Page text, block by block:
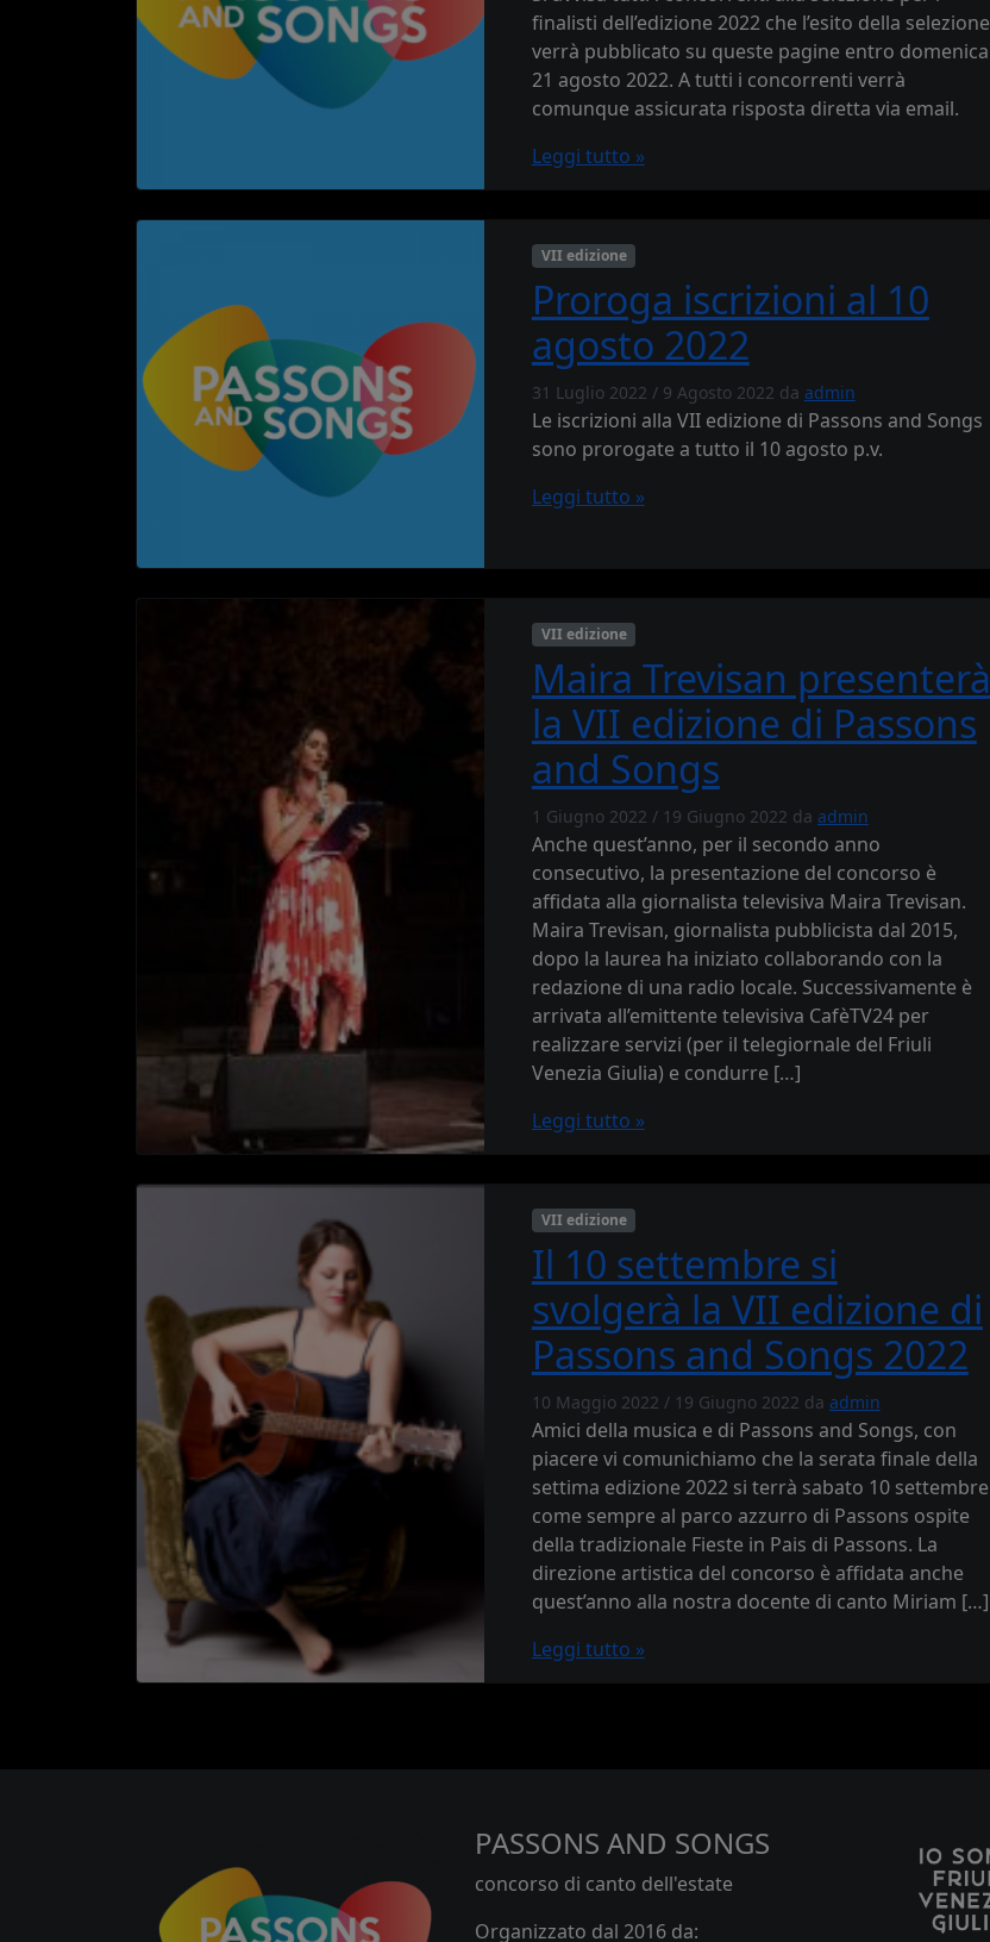
finalisti dell’edizione 2022 che l’esito della selezione
verrà pubblicato su queste pagine entro domenica
21 agosto 2022. A tutti i concorrenti verrà
comunque assicurata risposta diretta via email.
Leggi tutto »
VII edizione
Proroga iscrizioni al 10
agosto 2022
31 Luglio 2022 / 9 Agosto 2022 da admin
Le iscrizioni alla VII edizione di Passons and Songs
sono prorogate a tutto il 10 agosto p.v.
Leggi tutto »
VII edizione
Maira Trevisan presenterà
la VII edizione di Passons
and Songs
1 Giugno 2022 / 19 Giugno 2022 da admin
Anche quest’anno, per il secondo anno
consecutivo, la presentazione del concorso è
affidata alla giornalista televisiva Maira Trevisan.
Maira Trevisan, giornalista pubblicista dal 2015,
dopo la laurea ha iniziato collaborando con la
redazione di una radio locale. Successivamente è
arrivata all’emittente televisiva CafèTV24 per
realizzare servizi (per il telegiornale del Friuli
Venezia Giulia) e condurre […]
Leggi tutto »
VII edizione
Il 10 settembre si
svolgerà la VII edizione di
Passons and Songs 2022
10 Maggio 2022 / 19 Giugno 2022 da admin
Amici della musica e di Passons and Songs, con
piacere vi comunichiamo che la serata finale della
settima edizione 2022 si terrà sabato 10 settembre
come sempre al parco azzurro di Passons ospite
della tradizionale Fieste in Pais di Passons. La
direzione artistica del concorso è affidata anche
quest’anno alla nostra docente di canto Miriam […]
Leggi tutto »
PASSONS AND SONGS
concorso di canto dell'estate
Organizzato dal 2016 da: